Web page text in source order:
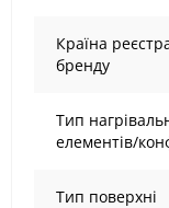
Країна
бренду
Тип
елементів/
Тип поверхні